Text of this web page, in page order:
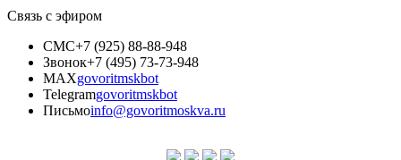
Связь с эфиром
СМС+7 (925) 88-88-948
Звонок+7 (495) 73-73-948
MAXgovoritmskbot
Telegramgovoritmskbot
Письмоinfo@govoritmoskva.ru